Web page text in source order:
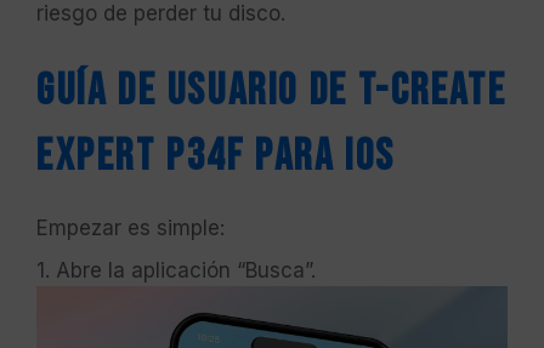
riesgo de perder tu disco.
Guía de usuario de T-CREATE
EXPERT P34F para iOS
Empezar es simple:
1. Abre la aplicación “Busca”.